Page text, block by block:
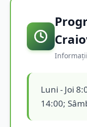
Luni - Joi
14:00;